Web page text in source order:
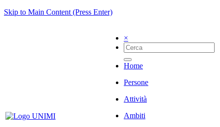
Skip to Main Content (Press Enter)
×
Home
Persone
Attività
Ambiti